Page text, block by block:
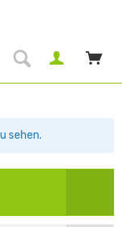
sehen.